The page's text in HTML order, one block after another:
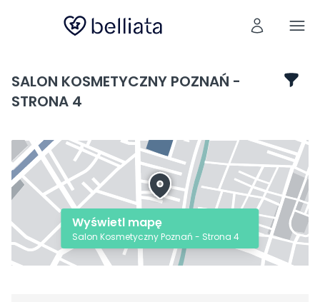
SALON KOSMETYCZNY POZNAŃ -
STRONA 4
Wyświetl mapę
Salon Kosmetyczny Poznań - Strona 4